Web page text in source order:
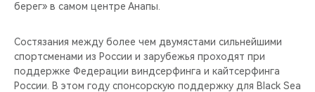
ВИДЕООБЗОРЫ
берег» в самом центре Анапы.
Состязания между более чем двумястами сильнейшими
спортсменами из России и зарубежья проходят при
поддержке Федерации виндсерфинга и кайтсерфинга
России. В этом году спонсорскую поддержку для Black Sea